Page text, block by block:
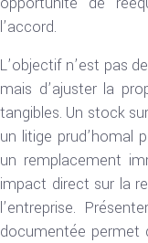
l’accord.
L’objectif n’est pas
mais d’ajuster la
tangibles. Un stock
un litige prud’homal
un remplacement
impact direct sur la
l’entreprise.
documentée permet